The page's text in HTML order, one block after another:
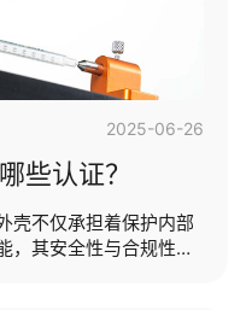
2025-06-26
些认证？
壳不仅承担着保护内部
，其安全性与合规性更